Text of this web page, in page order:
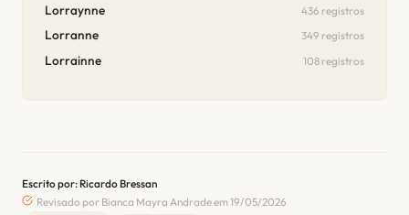
Lorraynne 436 registros
Lorranne 349 registros
Lorrainne 108 registros
Escrito por: Ricardo Bressan
Revisado por Bianca Mayra Andrade em 19/05/2026